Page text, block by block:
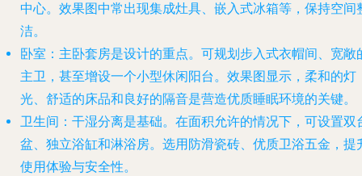
中心。效果图中常出现集成灶具、嵌入式冰箱等，保持空间
洁。
卧室 ：主卧套房是设计的重点。可规划步入式衣帽间、宽敞
主卫，甚至增设一个小型休闲阳台。效果图显示，柔和的灯
光、舒适的床品和良好的隔音是营造优质睡眠环境的关键。
卫生间 ：干湿分离是基础。在面积允许的情况下，可设置双
盆、独立浴缸和淋浴房。选用防滑瓷砖、优质卫浴五金，提
使用体验与安全性。